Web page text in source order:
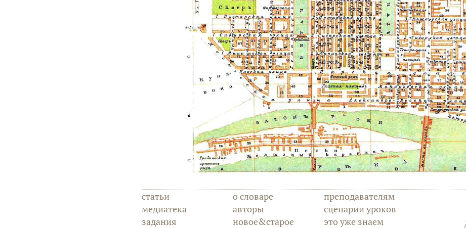
статьи
медиатека
задания
о словаре
авторы
новое&старое
преподавателям
сценарии уроков
это уже знаем